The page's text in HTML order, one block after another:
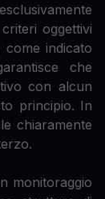
oggettivi
indicato
che
con alcun
principio. In
chiaramente
monitoraggio